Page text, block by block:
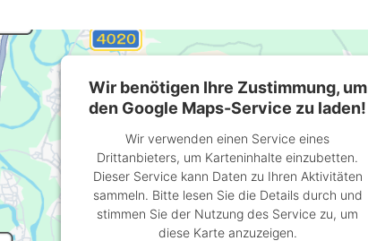
Wir benötigen Ihre Zustimmung, um
den Google Maps-Service zu laden!
Wir verwenden einen Service eines
Drittanbieters, um Karteninhalte einzubetten.
Dieser Service kann Daten zu Ihren Aktivitäten
sammeln. Bitte lesen Sie die Details durch und
stimmen Sie der Nutzung des Service zu, um
diese Karte anzuzeigen.